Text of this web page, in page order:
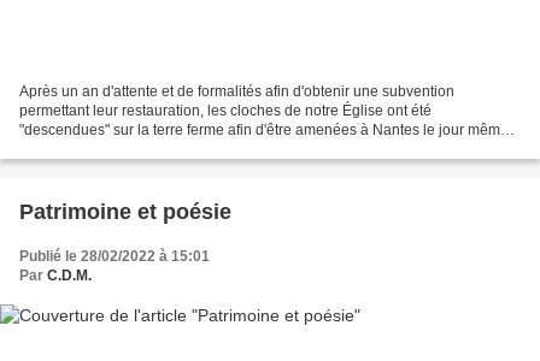
Après un an d'attente et de formalités afin d'obtenir une subvention
permettant leur restauration, les cloches de notre Église ont été
"descendues" sur la terre ferme afin d'être amenées à Nantes le jour même
Patrimoine et poésie
Publié le 28/02/2022 à 15:01
Par C.D.M.